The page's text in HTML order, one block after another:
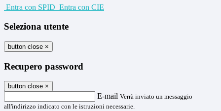
Entra con SPID Entra con CIE
Seleziona utente
button close ×
Recupero password
button close ×
E-mail Verrà inviato un messaggio
all'indirizzo indicato con le istruzioni necessarie.